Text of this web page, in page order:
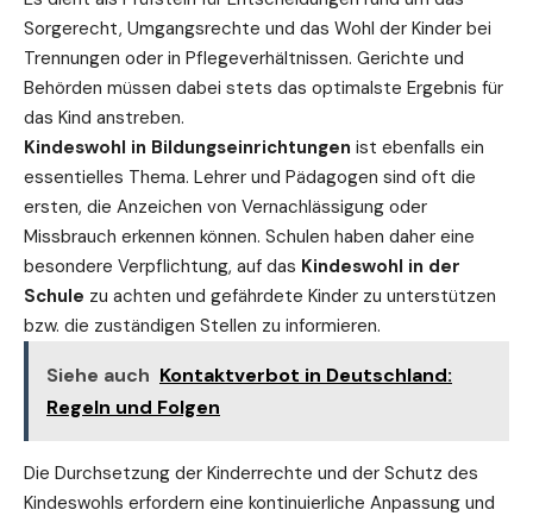
Sorgerecht, Umgangsrechte und das Wohl der Kinder bei
Trennungen oder in Pflegeverhältnissen. Gerichte und
Behörden müssen dabei stets das optimalste Ergebnis für
das Kind anstreben.
Kindeswohl in Bildungseinrichtungen ist ebenfalls ein
essentielles Thema. Lehrer und Pädagogen sind oft die
ersten, die Anzeichen von Vernachlässigung oder
Missbrauch erkennen können. Schulen haben daher eine
besondere Verpflichtung, auf das Kindeswohl in der
Schule zu achten und gefährdete Kinder zu unterstützen
bzw. die zuständigen Stellen zu informieren.
Siehe auch Kontaktverbot in Deutschland:
Regeln und Folgen
Die Durchsetzung der Kinderrechte und der Schutz des
Kindeswohls erfordern eine kontinuierliche Anpassung und